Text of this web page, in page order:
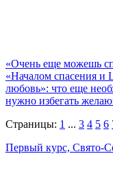
«Очень еще можешь
«Началом спасения и
любовь»: что еще
нужно избегать
Страницы: 1 ... 3 4 5 6
Первый курс, Свято-